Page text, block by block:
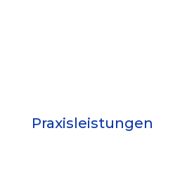
Praxisleistungen